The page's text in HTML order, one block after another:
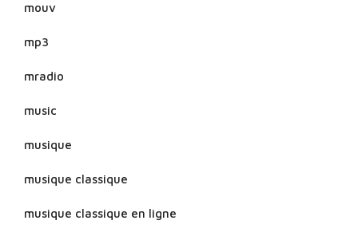
mouv
mp3
mradio
music
musique
musique classique
musique classique en ligne